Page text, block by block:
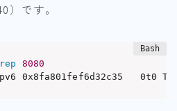
）です。
8080
0x8fa801fef6d32c35   0t0